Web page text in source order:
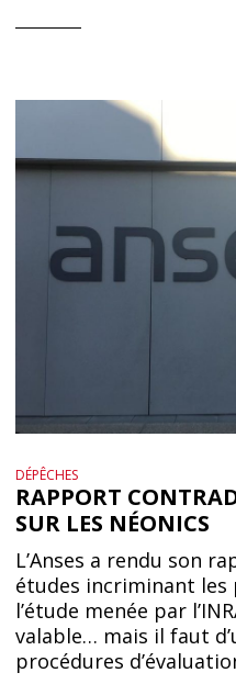
DÉPÊCHES
RAPPORT
SUR LES NÉONICS
L’Anses a rendu son
études incriminant les
l’étude menée par
valable… mais il faut
procédures